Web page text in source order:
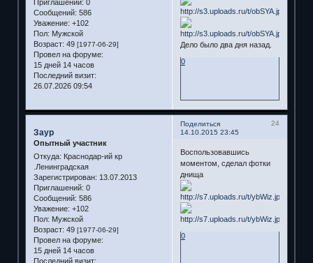
Приглашений: 0
Сообщений: 586
Уважение: +102
Пол: Мужской
Возраст: 49 [1977-06-29]
Провел на форуме:
15 дней 14 часов
Последний визит:
26.07.2026 09:54
Дело было два дня назад.
0
Поделиться
24
14.10.2015 23:45
Заур
Опытный участник
Откуда: Краснодар-ий кр
.Ленинградская
Зарегистрирован: 13.07.2013
Приглашений: 0
Сообщений: 586
Уважение: +102
Пол: Мужской
Возраст: 49 [1977-06-29]
Провел на форуме:
15 дней 14 часов
Последний визит:
Воспользовавшись
моментом, сделал фотки
днища
0